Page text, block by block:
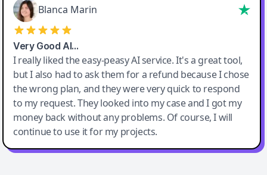
Blanca Marin
Very Good AI…
I really liked the easy-peasy AI service. It's a great tool,
but I also had to ask them for a refund because I chose
the wrong plan, and they were very quick to respond
to my request. They looked into my case and I got my
money back without any problems. Of course, I will
continue to use it for my projects.